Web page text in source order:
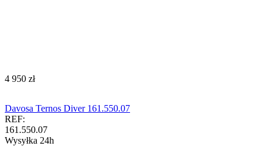
‍4 950‍ zł
Davosa Ternos Diver 161.550.07
REF:
161.550.07
Wysyłka 24h